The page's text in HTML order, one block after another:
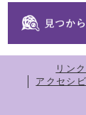
リン
アクセシ